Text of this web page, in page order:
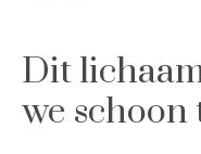
Dit
we schoon